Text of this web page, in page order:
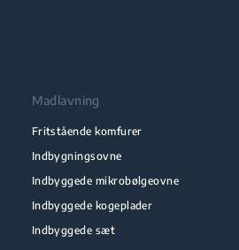
Madlavning
Fritstående komfurer
Indbygningsovne
Indbyggede mikrobølgeovne
Indbyggede kogeplader
Indbyggede sæt